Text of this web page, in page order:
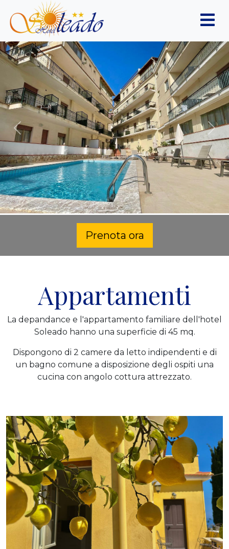
Previous
Prenota ora
Appartamenti
La depandance e l'appartamento familiare dell'hotel
Soleado hanno una superficie di 45 mq.
Dispongono di 2 camere da letto indipendenti e di
un bagno comune a disposizione degli ospiti una
cucina con angolo cottura attrezzato.